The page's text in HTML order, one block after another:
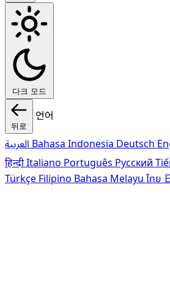
다크 모드
뒤로
언어
Bahasa Indonesia Deutsch
हिन्दीItaliano Português Pусский
Türkçe Filipino Bahasa Melayu ไทย